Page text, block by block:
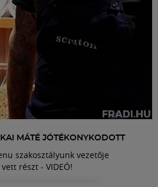
MÁTÉ JÓTÉKONYKODOTT
szakosztályunk vezetője
részt - VIDEÓ!